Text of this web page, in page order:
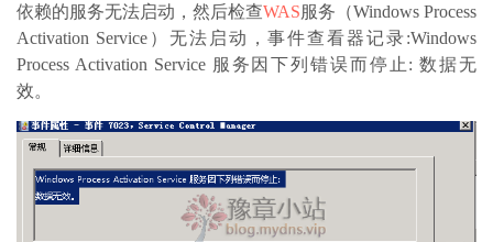
依赖的服务无法启动，然后检查WAS服务（Windows Process
Activation Service）无法启动，事件查看器记录:Windows
Process Activation Service 服务因下列错误而停止: 数据无
效。